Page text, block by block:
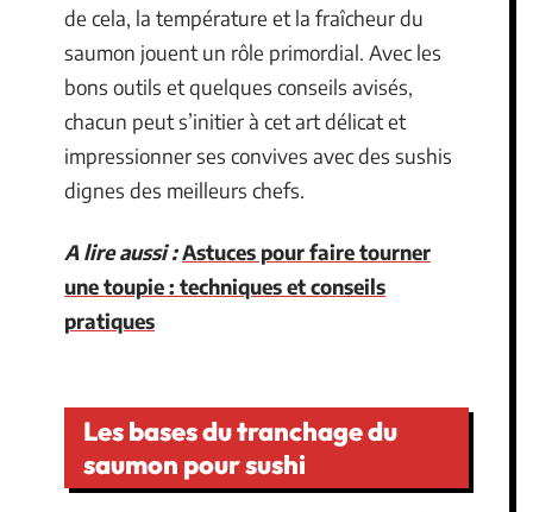
de cela, la température et la fraîcheur du
saumon jouent un rôle primordial. Avec les
bons outils et quelques conseils avisés,
chacun peut s’initier à cet art délicat et
impressionner ses convives avec des sushis
dignes des meilleurs chefs.
A lire aussi :Astuces pour faire tourner
une toupie : techniques et conseils
pratiques
Les bases du tranchage du
saumon pour sushi